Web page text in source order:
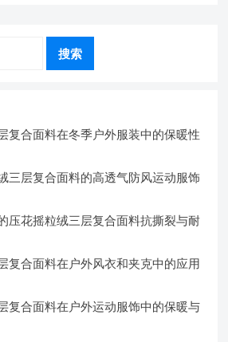
搜索
复合面料在冬季户外服装中的保暖性
三层复合面料的高透气防风运动服饰
压花摇粒绒三层复合面料抗撕裂与耐
复合面料在户外风衣和夹克中的应用
复合面料在户外运动服饰中的保暖与